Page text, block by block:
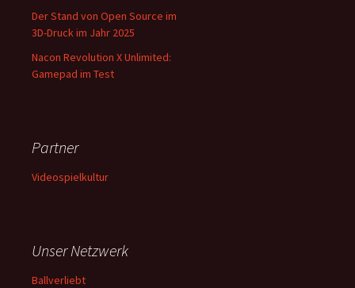
Der Stand von Open Source im
3D-Druck im Jahr 2025
Nacon Revolution X Unlimited:
Gamepad im Test
Partner
Videospielkultur
Unser Netzwerk
Ballverliebt